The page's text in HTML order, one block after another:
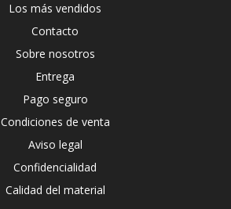
Los más vendidos
Contacto
Sobre nosotros
Entrega
Pago seguro
Condiciones de venta
Aviso legal
Confidencialidad
Calidad del material